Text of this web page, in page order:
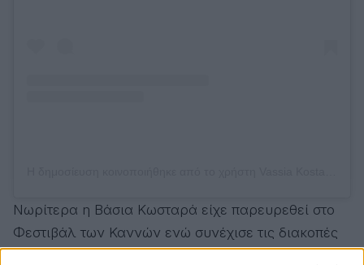
Νωρίτερα η Βάσια Κωσταρά είχε παρευρεθεί στο
Φεστιβάλ των Καννών ενώ συνέχισε τις διακοπές